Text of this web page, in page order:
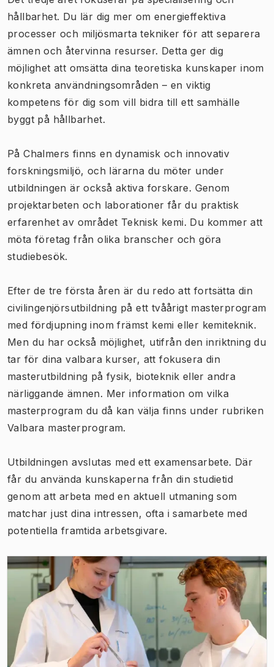
hållbarhet. Du lär dig mer om energieffektiva
processer och miljösmarta tekniker för att separera
ämnen och återvinna resurser. Detta ger dig
möjlighet att omsätta dina teoretiska kunskaper inom
konkreta användningsområden – en viktig
kompetens för dig som vill bidra till ett samhälle
byggt på hållbarhet.
På Chalmers finns en dynamisk och innovativ
forskningsmiljö, och lärarna du möter under
utbildningen är också aktiva forskare. Genom
projektarbeten och laborationer får du praktisk
erfarenhet av området Teknisk kemi. Du kommer att
möta företag från olika branscher och göra
studiebesök.
Efter de tre första åren är du redo att fortsätta din
civilingenjörsutbildning på ett tvåårigt masterprogram
med fördjupning inom främst kemi eller kemiteknik.
Men du har också möjlighet, utifrån den inriktning du
tar för dina valbara kurser, att fokusera din
masterutbildning på fysik, bioteknik eller andra
närliggande ämnen. Mer information om vilka
masterprogram du då kan välja finns under rubriken
Valbara masterprogram.
Utbildningen avslutas med ett examensarbete. Där
får du använda kunskaperna från din studietid
genom att arbeta med en aktuell utmaning som
matchar just dina intressen, ofta i samarbete med
potentiella framtida arbetsgivare.
(Öppnas i ny flik)